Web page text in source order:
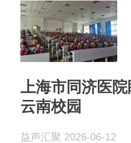
上海市同济医
云南校园
益声汇聚 2026-06-12